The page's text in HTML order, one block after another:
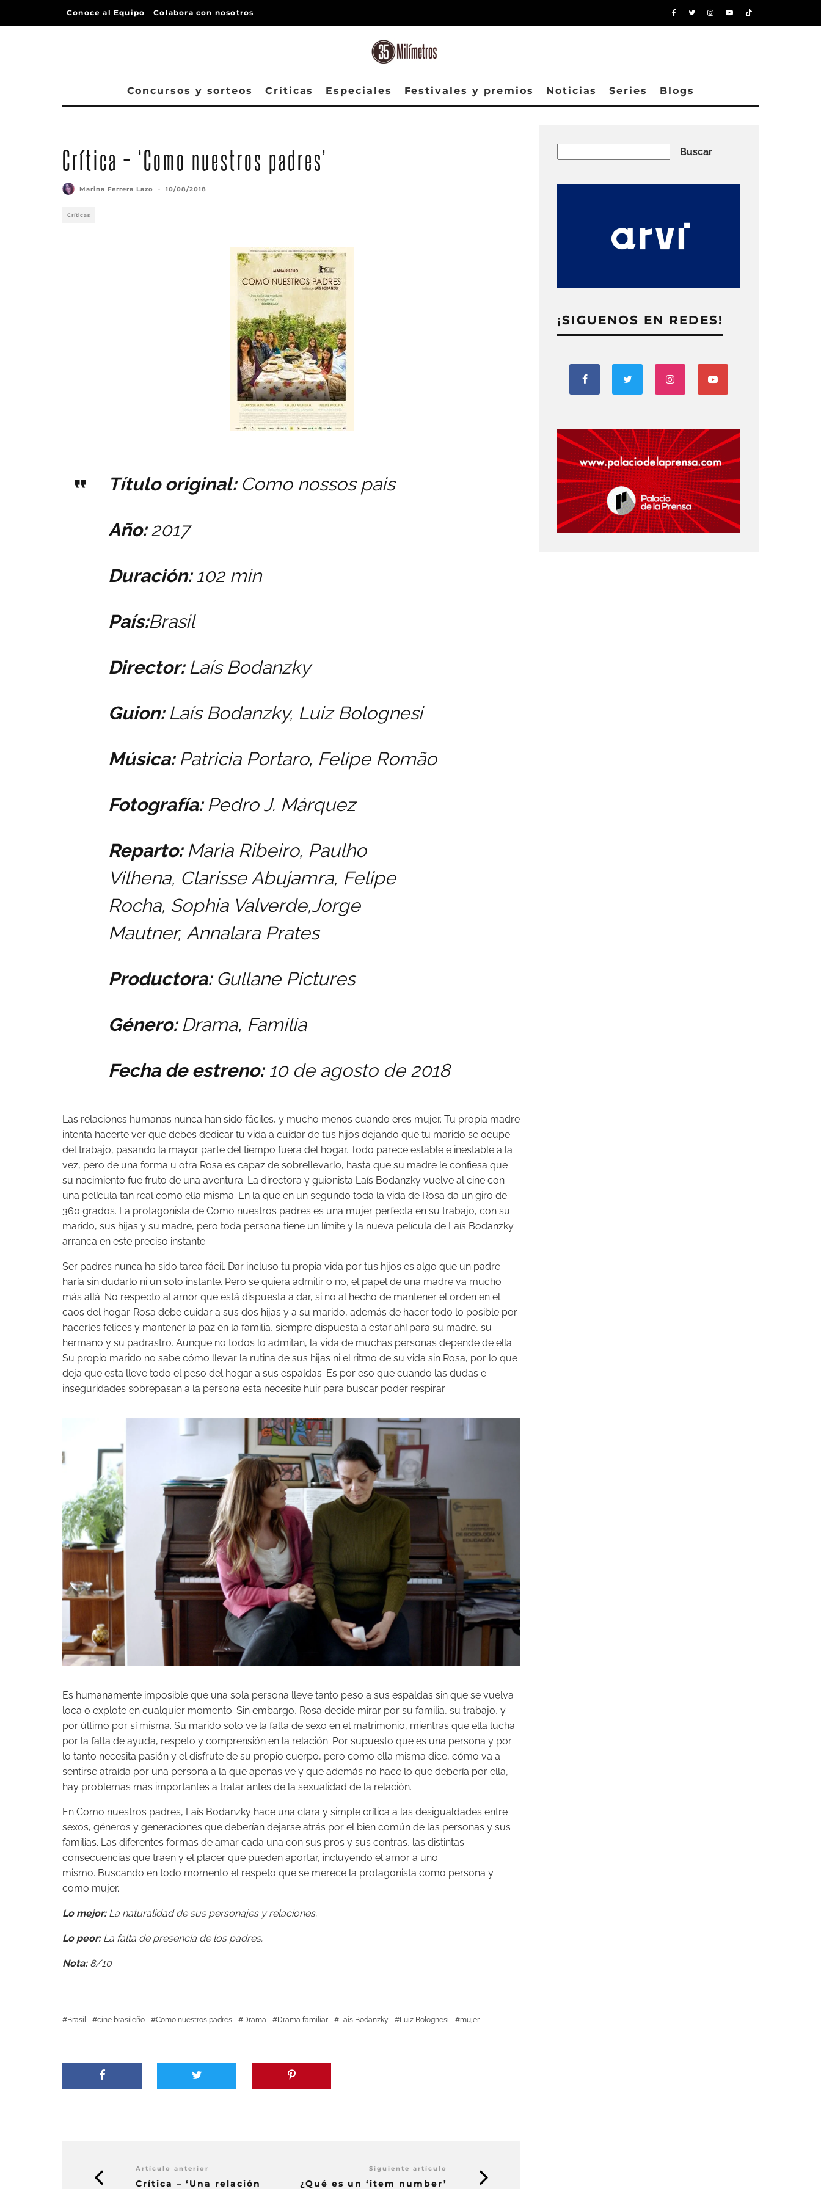
Conoce al Equipo Colabora con nosotros
Concursos y sorteos Críticas Especiales Festivales y premios Noticias Series Blogs
Crítica – ‘Como nuestros padres’
Marina Ferrera Lazo · 10/08/2018
Críticas
Título original: Como nossos pais
Año:2017
Duración: 102 min
País:Brasil
Director: Laís Bodanzky
Guion: Laís Bodanzky, Luiz Bolognesi
Música: Patricia Portaro, Felipe Romão
Fotografía: Pedro J. Márquez
Reparto: Maria Ribeiro, Paulho
Vilhena, Clarisse Abujamra, Felipe
Rocha, Sophia Valverde,Jorge
Mautner, Annalara Prates
Productora: Gullane Pictures
Género: Drama, Familia
Fecha de estreno:10 de agosto de 2018
Las relaciones humanas nunca han sido fáciles, y mucho menos cuando eres mujer. Tu propia madre
intenta hacerte ver que debes dedicar tu vida a cuidar de tus hijos dejando que tu marido se ocupe
del trabajo, pasando la mayor parte del tiempo fuera del hogar. Todo parece estable e inestable a la
vez, pero de una forma u otra Rosa es capaz de sobrellevarlo, hasta que su madre le confiesa que
su nacimiento fue fruto de una aventura. La directora y guionista Laís Bodanzky vuelve al cine con
una película tan real como ella misma. En la que en un segundo toda la vida de Rosa da un giro de
360 grados. La protagonista de Como nuestros padres es una mujer perfecta en su trabajo, con su
marido, sus hijas y su madre, pero toda persona tiene un límite y la nueva película de Laís Bodanzky
arranca en este preciso instante.
Ser padres nunca ha sido tarea fácil. Dar incluso tu propia vida por tus hijos es algo que un padre
haría sin dudarlo ni un solo instante. Pero se quiera admitir o no, el papel de una madre va mucho
más allá. No respecto al amor que está dispuesta a dar, si no al hecho de mantener el orden en el
caos del hogar. Rosa debe cuidar a sus dos hijas y a su marido, además de hacer todo lo posible por
hacerles felices y mantener la paz en la familia, siempre dispuesta a estar ahí para su madre, su
hermano y su padrastro. Aunque no todos lo admitan, la vida de muchas personas depende de ella.
Su propio marido no sabe cómo llevar la rutina de sus hijas ni el ritmo de su vida sin Rosa, por lo que
deja que esta lleve todo el peso del hogar a sus espaldas. Es por eso que cuando las dudas e
inseguridades sobrepasan a la persona esta necesite huir para buscar poder respirar.
Es humanamente imposible que una sola persona lleve tanto peso a sus espaldas sin que se vuelva
loca o explote en cualquier momento. Sin embargo, Rosa decide mirar por su familia, su trabajo, y
por último por sí misma. Su marido solo ve la falta de sexo en el matrimonio, mientras que ella lucha
por la falta de ayuda, respeto y comprensión en la relación. Por supuesto que es una persona y por
lo tanto necesita pasión y el disfrute de su propio cuerpo, pero como ella misma dice, cómo va a
sentirse atraída por una persona a la que apenas ve y que además no hace lo que debería por ella,
hay problemas más importantes a tratar antes de la sexualidad de la relación.
En Como nuestros padres, Laís Bodanzky hace una clara y simple crítica a las desigualdades entre
sexos, géneros y generaciones que deberían dejarse atrás por el bien común de las personas y sus
familias. Las diferentes formas de amar cada una con sus pros y sus contras, las distintas
consecuencias que traen y el placer que pueden aportar, incluyendo el amor a uno
mismo. Buscando en todo momento el respeto que se merece la protagonista como persona y
como mujer.
Lo mejor: La naturalidad de sus personajes y relaciones.
Lo peor: La falta de presencia de los padres.
Nota: 8/10
Brasil cine brasileño Como nuestros padres Drama Drama familiar Laís Bodanzky Luiz Bolognesi mujer
Artículo anterior
Crítica – ‘Una relación
Siguiente artículo
¿Qué es un ‘item number’
Buscar
¡SIGUENOS EN REDES!